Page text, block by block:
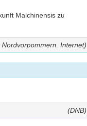
Malchinensis zu
Internet)
(DNB)